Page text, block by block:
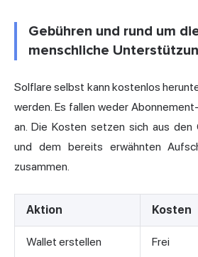
Gebühren und rund um
menschliche
Solflare selbst kann kostenlos
werden. Es fallen weder
an. Die Kosten setzen sich aus den
und dem bereits erwähnten
zusammen.
Aktion Kosten
Wallet erstellen Frei